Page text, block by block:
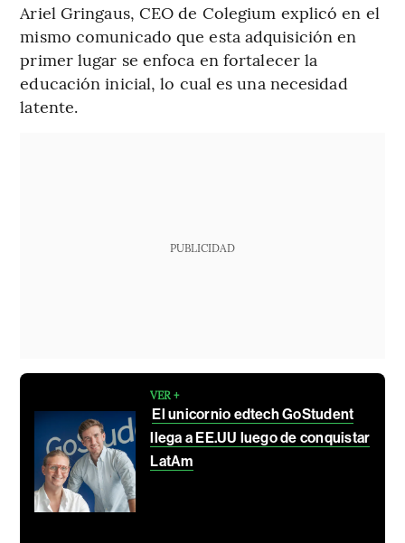
Ariel Gringaus, CEO de Colegium explicó en el
mismo comunicado que esta adquisición en
primer lugar se enfoca en fortalecer la
educación inicial, lo cual es una necesidad
latente.
PUBLICIDAD
VER +
El unicornio edtech GoStudent
llega a EE.UU luego de conquistar
LatAm